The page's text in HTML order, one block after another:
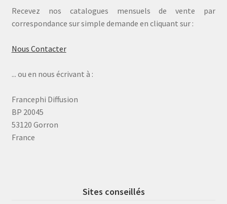
Recevez nos catalogues mensuels de vente par
correspondance sur simple demande en cliquant sur :
Nous Contacter
... ou en nous écrivant à :
Francephi Diffusion
BP 20045
53120 Gorron
France
Sites conseillés